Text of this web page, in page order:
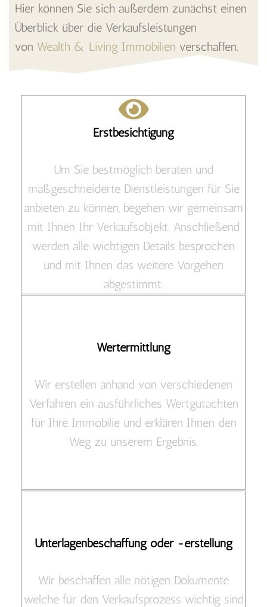
Hier können Sie sich außerdem zunächst einen
Überblick über die Verkaufsleistungen
von Wealth & Living Immobilien verschaffen.
Erstbesichtigung
Um Sie bestmöglich beraten und
maßgeschneiderte Dienstleistungen für Sie
anbieten zu können, begehen wir gemeinsam
mit Ihnen Ihr Verkaufsobjekt. Anschließend
werden alle wichtigen Details besprochen
und mit Ihnen das weitere Vorgehen
abgestimmt.
Wertermittlung
Wir erstellen anhand von verschiedenen
Verfahren ein ausführliches Wertgutachten
für Ihre Immobilie und erklären Ihnen den
Weg zu unserem Ergebnis.
Unterlagenbeschaffung oder -erstellung
Wir beschaffen alle nötigen Dokumente
welche für den Verkaufsprozess wichtig sind